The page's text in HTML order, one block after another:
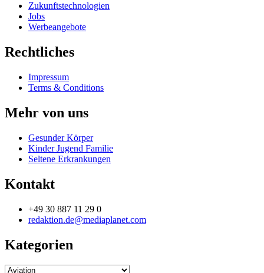
Zukunftstechnologien
Jobs
Werbeangebote
Rechtliches
Impressum
Terms & Conditions
Mehr von uns
Gesunder Körper
Kinder Jugend Familie
Seltene Erkrankungen
Kontakt
+49 30 887 11 29 0
redaktion.de@mediaplanet.com
Kategorien
Kategorien